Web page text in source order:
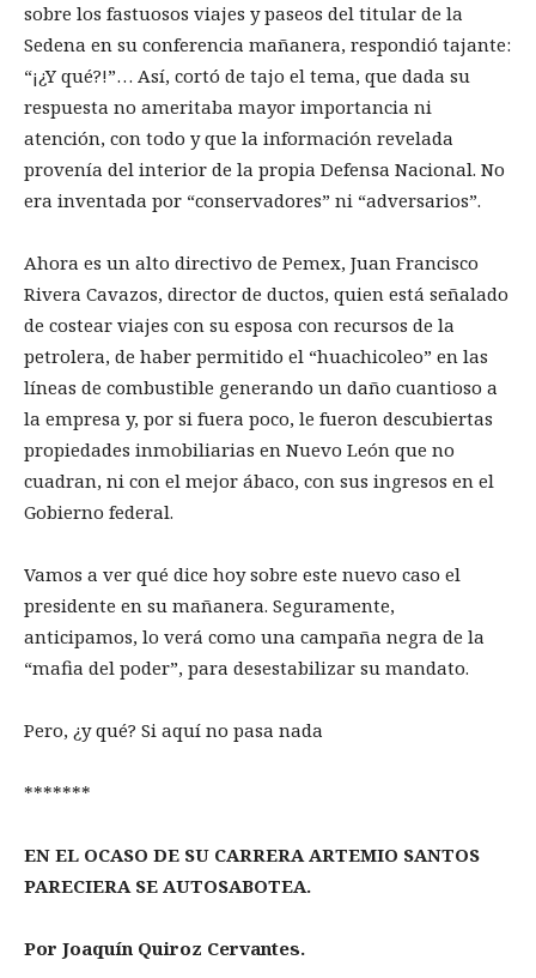
sobre los fastuosos viajes y paseos del titular de la
Sedena en su conferencia mañanera, respondió tajante:
“¡¿Y qué?!”… Así, cortó de tajo el tema, que dada su
respuesta no ameritaba mayor importancia ni
atención, con todo y que la información revelada
provenía del interior de la propia Defensa Nacional. No
era inventada por “conservadores” ni “adversarios”.
Ahora es un alto directivo de Pemex, Juan Francisco
Rivera Cavazos, director de ductos, quien está señalado
de costear viajes con su esposa con recursos de la
petrolera, de haber permitido el “huachicoleo” en las
líneas de combustible generando un daño cuantioso a
la empresa y, por si fuera poco, le fueron descubiertas
propiedades inmobiliarias en Nuevo León que no
cuadran, ni con el mejor ábaco, con sus ingresos en el
Gobierno federal.
Vamos a ver qué dice hoy sobre este nuevo caso el
presidente en su mañanera. Seguramente,
anticipamos, lo verá como una campaña negra de la
“mafia del poder”, para desestabilizar su mandato.
Pero, ¿y qué? Si aquí no pasa nada
*******
EN EL OCASO DE SU CARRERA ARTEMIO SANTOS
PARECIERA SE AUTOSABOTEA.
Por Joaquín Quiroz Cervantes.